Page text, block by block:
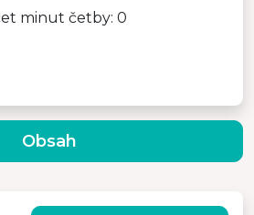
minut četby: 0
Obsah